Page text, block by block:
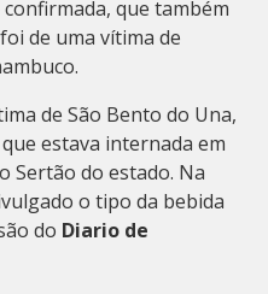
que também
de uma vítima de
de São Bento do Una,
estava internada em
Sertão do estado. Na
o tipo da bebida
do Diario de